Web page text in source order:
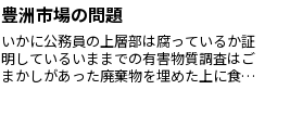
豊洲市場の問題
いかに公務員の上層部は腐っているか証
明しているいままでの有害物質調査はご
まかしがあった廃棄物を埋めた上に食品